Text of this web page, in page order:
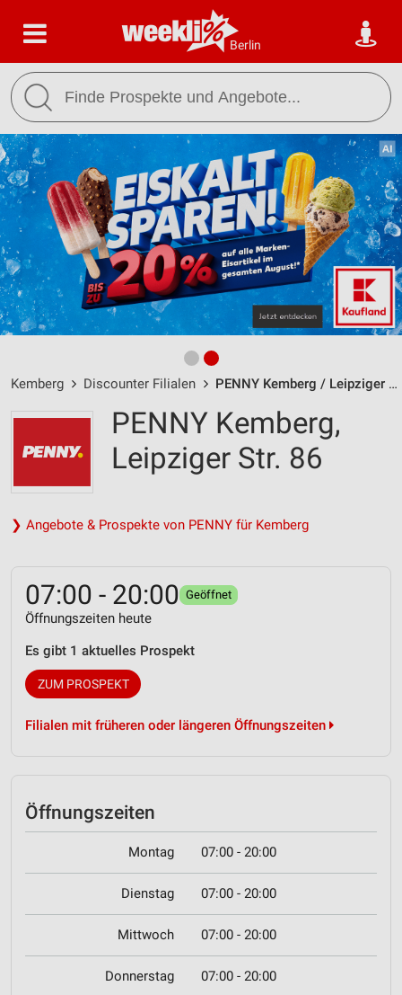
Berlin
Kemberg Discounter Filialen PENNY Kemberg / Leipziger Str. 86 - Öffnungszeiten & Adresse
PENNY Kemberg,
Leipziger Str. 86
❯ Angebote & Prospekte von PENNY für Kemberg
07:00 - 20:00 Geöffnet
Öffnungszeiten heute
Es gibt 1 aktuelles Prospekt
ZUM PROSPEKT
Filialen mit früheren oder längeren Öffnungszeiten
Öffnungszeiten
Montag 07:00 - 20:00
Dienstag 07:00 - 20:00
Mittwoch 07:00 - 20:00
Donnerstag 07:00 - 20:00